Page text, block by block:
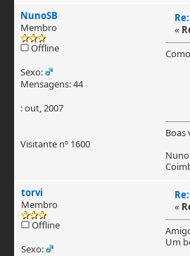
NunoSB
Membro
Offline
Sexo:
Mensagens: 44
: out, 2007
Visitante nº 1600
«
Boas
torvi
Membro
Offline
Sexo:
«
Um